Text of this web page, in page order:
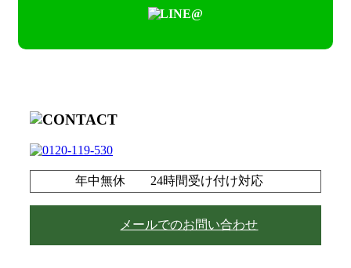
冷蔵庫も洗濯機、エアコン、液
安城市で市営住宅の『物置小屋
の解体撤去』もお任せ｜安城市
他愛知県内外全域対応
年中無休 24時間受け付け対応
メールでのお問い合わせ